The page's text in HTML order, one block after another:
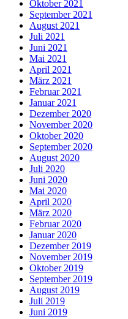
Oktober 2021
September 2021
August 2021
Juli 2021
Juni 2021
Mai 2021
April 2021
März 2021
Februar 2021
Januar 2021
Dezember 2020
November 2020
Oktober 2020
September 2020
August 2020
Juli 2020
Juni 2020
Mai 2020
April 2020
März 2020
Februar 2020
Januar 2020
Dezember 2019
November 2019
Oktober 2019
September 2019
August 2019
Juli 2019
Juni 2019